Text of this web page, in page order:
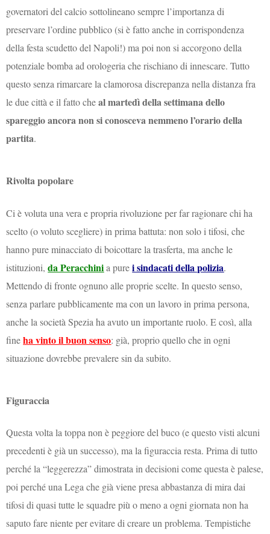
governatori del calcio sottolineano sempre l’importanza di
preservare l’ordine pubblico (si è fatto anche in corrispondenza
della festa scudetto del Napoli!) ma poi non si accorgono della
potenziale bomba ad orologeria che rischiano di innescare. Tutto
questo senza rimarcare la clamorosa discrepanza nella distanza fra
le due città e il fatto cheal martedì della settimana dello
spareggio ancora non si conosceva nemmeno l’orario della
partita.
Rivolta popolare
Ci è voluta una vera e propria rivoluzione per far ragionare chi ha
scelto (o voluto scegliere) in prima battuta: non solo i tifosi, che
hanno pure minacciato di boicottare la trasferta, ma anche le
istituzioni,da Peracchinia purei sindacati della polizia.
Mettendo di fronte ognuno alle proprie scelte. In questo senso,
senza parlare pubblicamente ma con un lavoro in prima persona,
anche la società Spezia ha avuto un importante ruolo. E così, alla
fineha vinto il buon senso: già, proprio quello che in ogni
situazione dovrebbe prevalere sin da subito.
Figuraccia
Questa volta la toppa non è peggiore del buco (e questo visti alcuni
precedenti è già un successo), ma la figuraccia resta. Prima di tutto
perché la “leggerezza” dimostrata in decisioni come questa è palese,
poi perché una Lega che già viene presa abbastanza di mira dai
tifosi di quasi tutte le squadre più o meno a ogni giornata non ha
saputo fare niente per evitare di creare un problema. Tempistiche